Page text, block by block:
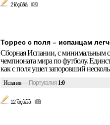
2 îòçûâà
Торрес с поля – испанцам
Сборная Испании, с минимальным
чемпионата мира по футболу.
как с поля ушел запоровший
Испания— Португалия 1:0
12 îòçûâîâ